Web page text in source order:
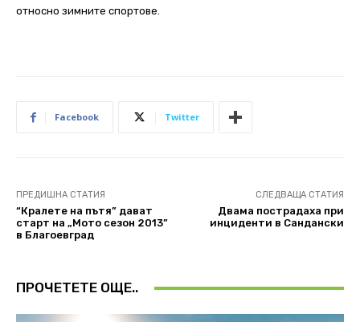
относно зимните спортове.
Facebook Twitter
ПРЕДИШНА СТАТИЯ
“Кралете на пътя” дават
старт на „Мото сезон 2013”
в Благоевград
СЛЕДВАЩА СТАТИЯ
Двама пострадаха при
инциденти в Сандански
ПРОЧЕТЕТЕ ОЩЕ..